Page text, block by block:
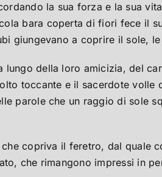
la sua forza e la sua
bara coperta di fiori fece il
giungevano a coprire il sole,
della loro amicizia, del
toccante e il sacerdote volle
parole che un raggio di sole
copriva il feretro, dal quale
che rimangono impressi in